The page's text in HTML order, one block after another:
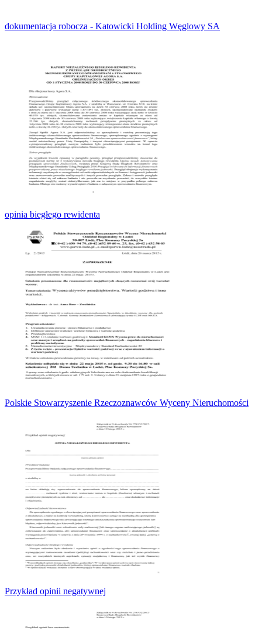
dokumentacja robocza - Katowicki Holding Węglowy SA
opinia biegłego rewidenta
Polskie Stowarzyszenie Rzeczoznawców Wyceny Nieruchomości
Przykład opinii negatywnej